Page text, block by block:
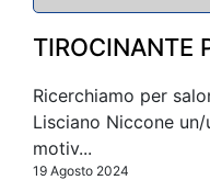
TIROCINANTE
Ricerchiamo per
Lisciano Niccone
motiv...
19 Agosto 2024